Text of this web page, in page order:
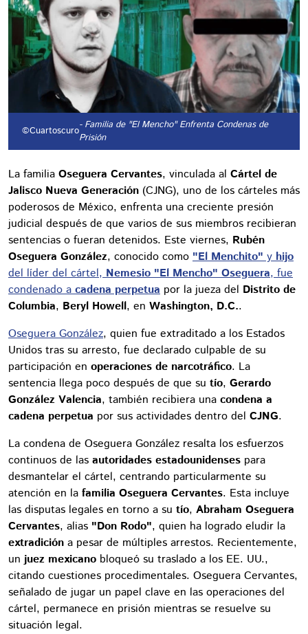
©Cuartoscuro- Familia de "El Mencho" Enfrenta Condenas de
Prisión
La familia Oseguera Cervantes, vinculada al Cártel de
Jalisco Nueva Generación (CJNG), uno de los cárteles más
poderosos de México, enfrenta una creciente presión
judicial después de que varios de sus miembros recibieran
sentencias o fueran detenidos. Este viernes, Rubén
Oseguera González, conocido como "El Menchito" y hijo
del líder del cártel, Nemesio "El Mencho" Oseguera, fue
condenado a cadena perpetua por la jueza del Distrito de
Columbia, Beryl Howell, en Washington, D.C..
Oseguera González, quien fue extraditado a los Estados
Unidos tras su arresto, fue declarado culpable de su
participación en operaciones de narcotráfico. La
sentencia llega poco después de que su tío, Gerardo
González Valencia, también recibiera una condena a
cadena perpetua por sus actividades dentro del CJNG.
La condena de Oseguera González resalta los esfuerzos
continuos de las autoridades estadounidenses para
desmantelar el cártel, centrando particularmente su
atención en la familia Oseguera Cervantes. Esta incluye
las disputas legales en torno a su tío, Abraham Oseguera
Cervantes, alias "Don Rodo", quien ha logrado eludir la
extradición a pesar de múltiples arrestos. Recientemente,
un juez mexicano bloqueó su traslado a los EE. UU.,
citando cuestiones procedimentales. Oseguera Cervantes,
señalado de jugar un papel clave en las operaciones del
cártel, permanece en prisión mientras se resuelve su
situación legal.